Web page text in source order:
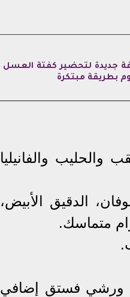
جديدة لتحضير كفتة العسل
بطريقة مبتكرة
والفانيليا
الدقيق الأبيض،
متماسك.
ورشي فستق إضافي